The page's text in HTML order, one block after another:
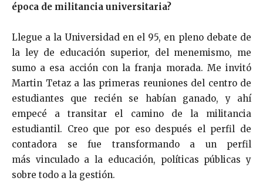
época de militancia universitaria?
Llegue a la Universidad en el 95, en pleno debate de
la ley de educación superior, del menemismo, me
sumo a esa acción con la franja morada. Me invitó
Martin Tetaz a las primeras reuniones del centro de
estudiantes que recién se habían ganado, y ahí
empecé a transitar el camino de la militancia
estudiantil. Creo que por eso después el perfil de
contadora se fue transformando a un perfil
más vinculado a la educación, políticas públicas y
sobre todo a la gestión.